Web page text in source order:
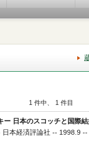
1 件中、 1 件目
ー 日本のスコッチと国際
本経済評論社 -- 1998.9 --